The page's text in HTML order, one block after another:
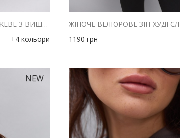
ЖІНОЧЕ ВЕЛЮРОВЕ ЗІП-ХУДІ РОЖЕВЕ З ВИШИВКОЮ THE PICKLEBALL CLUB
+4 кольори
1190 грн
NEW